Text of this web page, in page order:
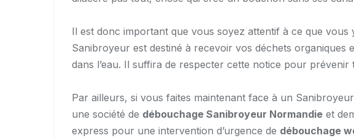
Il est donc important que vous soyez attentif à ce que vous
Sanibroyeur est destiné à recevoir vos déchets organiques
dans l’eau. Il suffira de respecter cette notice pour
Par ailleurs, si vous faites maintenant face à un
une société de débouchage Sanibroyeur Normandie et
express pour une intervention d’urgence de débouchage